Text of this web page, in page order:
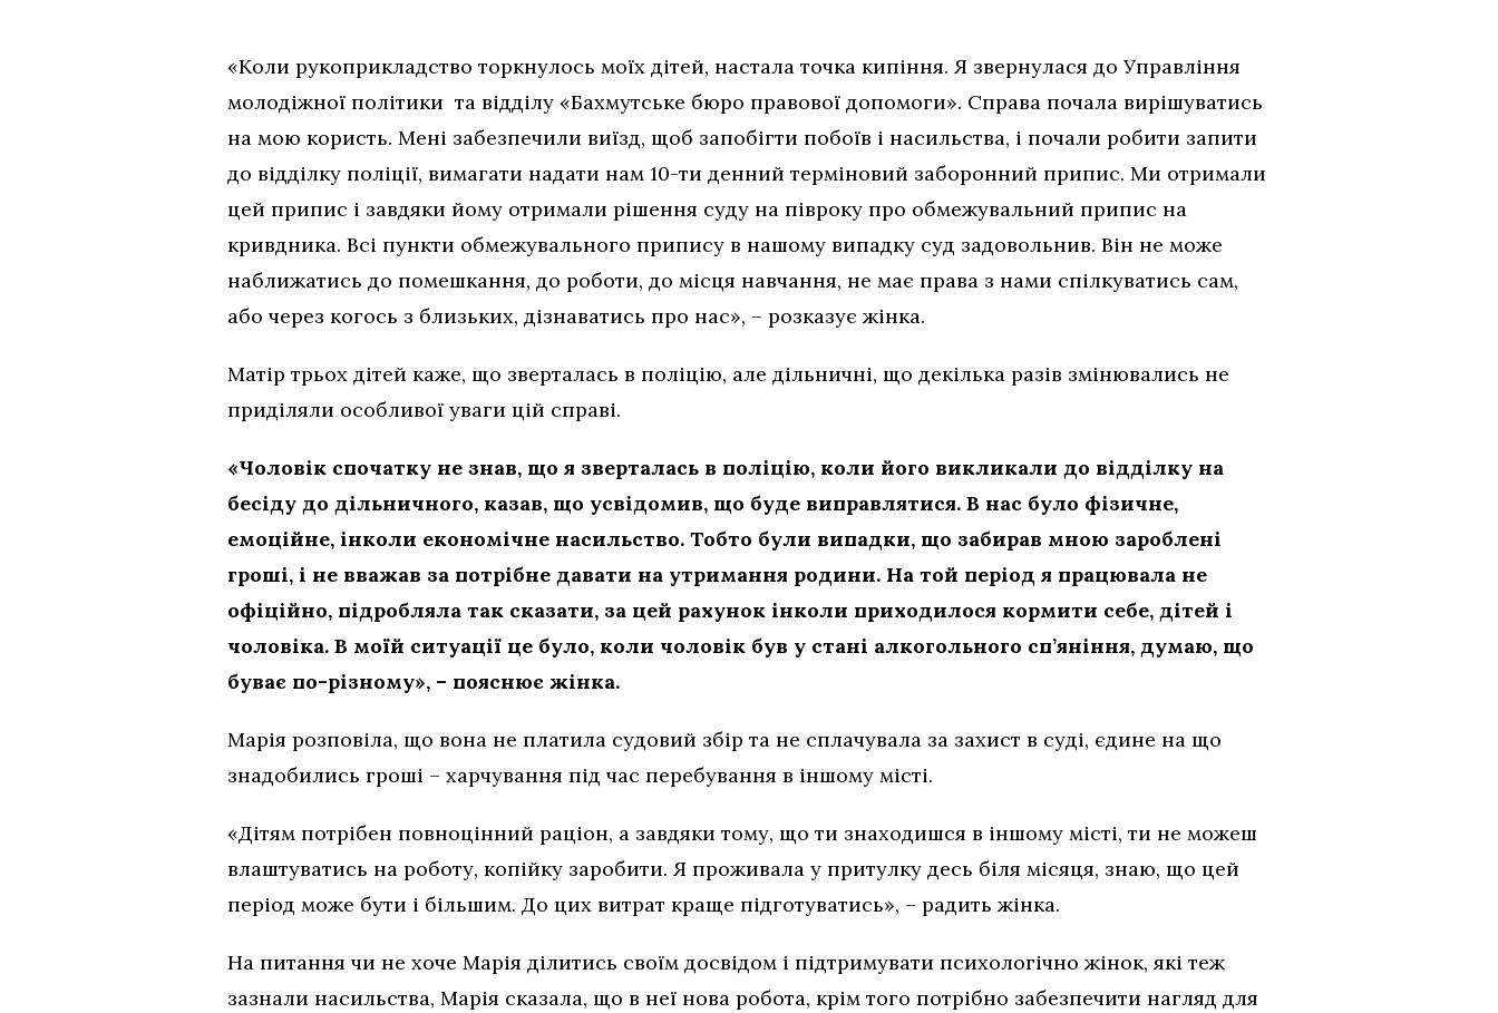
«Коли рукоприкладство торкнулось моїх дітей, настала точка кипіння. Я звернулася до Управління
молодіжної політики та відділу «Бахмутське бюро правової допомоги». Справа почала вирішуватись
на мою користь. Мені забезпечили виїзд, щоб запобігти побоїв і насильства, і почали робити запити
до відділку поліції, вимагати надати нам 10-ти денний терміновий заборонний припис. Ми отримали
цей припис і завдяки йому отримали рішення суду на півроку про обмежувальний припис на
кривдника. Всі пункти обмежувального припису в нашому випадку суд задовольнив. Він не може
наближатись до помешкання, до роботи, до місця навчання, не має права з нами спілкуватись сам,
або через когось з близьких, дізнаватись про нас», – розказує жінка.
Матір трьох дітей каже, що зверталась в поліцію, але дільничні, що декілька разів змінювались не
приділяли особливої уваги цій справі.
«Чоловік спочатку не знав, що я зверталась в поліцію, коли його викликали до відділку на
бесіду до дільничного, казав, що усвідомив, що буде виправлятися. В нас було фізичне,
емоційне, інколи економічне насильство. Тобто були випадки, що забирав мною зароблені
гроші, і не вважав за потрібне давати на утримання родини. На той період я працювала не
офіційно, підробляла так сказати, за цей рахунок інколи приходилося кормити себе, дітей і
чоловіка. В моїй ситуації це було, коли чоловік був у стані алкогольного сп’яніння, думаю, що
буває по-різному», – пояснює жінка.
Марія розповіла, що вона не платила судовий збір та не сплачувала за захист в суді, єдине на що
знадобились гроші – харчування під час перебування в іншому місті.
«Дітям потрібен повноцінний раціон, а завдяки тому, що ти знаходишся в іншому місті, ти не можеш
влаштуватись на роботу, копійку заробити. Я проживала у притулку десь біля місяця, знаю, що цей
період може бути і більшим. До цих витрат краще підготуватись», – радить жінка.
На питання чи не хоче Марія ділитись своїм досвідом і підтримувати психологічно жінок, які теж
зазнали насильства, Марія сказала, що в неї нова робота, крім того потрібно забезпечити нагляд для